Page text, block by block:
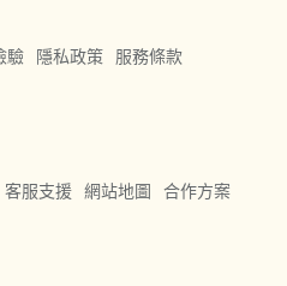
驗 隱私政策 服務條款
客服支援 網站地圖 合作方案